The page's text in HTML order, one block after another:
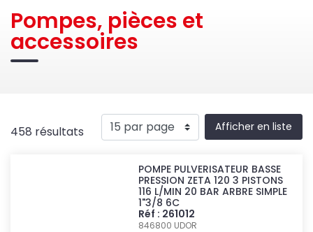
Pompes, pièces et
accessoires
458 résultats Afficher en liste
POMPE PULVERISATEUR BASSE
PRESSION ZETA 120 3 PISTONS
116 L/MIN 20 BAR ARBRE SIMPLE
1"3/8 6C
Réf : 261012
846800 UDOR